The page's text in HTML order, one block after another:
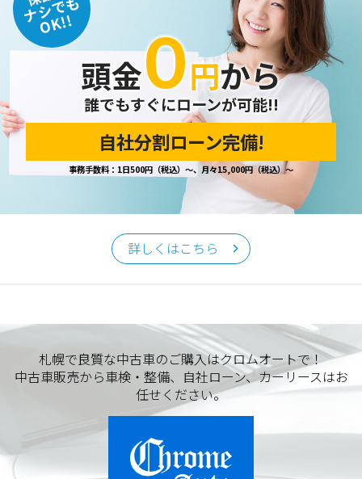
ご本人から、登録されている個人情報について訂正・削除・
開示の請求があった場合は、迅速に対応いたします。
当ホームページが保有する個人情報の取り扱い、および訂
正・削除・開示等に関するお問い合わせ先は、以下の通りで
個人情報保護担当窓口
当社の「個人情報の取扱い」に関するお問い合わせは、下記
クロムオート
〒002-0865 札幌市北区屯田町740
TEL／011-790-7766FAX／011-790-6818
E-mail：info@chromeauto.co.jp
ナシでも
OK!!
頭金０円から
誰でもすぐにローンが可能!!
自社分割ローン完備!
事務手数料：1日500円（税込）～、月々15,000円（税込）～
詳しくはこちら
札幌で良質な中古車のご購入はクロムオートで！
中古車販売から車検・整備、自社ローン、カーリースはお
任せください。